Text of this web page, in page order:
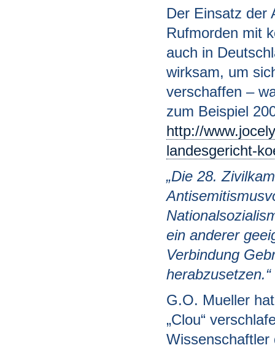
Der Einsatz der
Rufmorden mit
auch in
wirksam, um
verschaffen –
zum Beispiel
http://
landesgericht-
„Die 28.
ein anderer
Verbindung
herabzusetzen.“
G.O. Mueller
„Clou“
Wissenschaftler